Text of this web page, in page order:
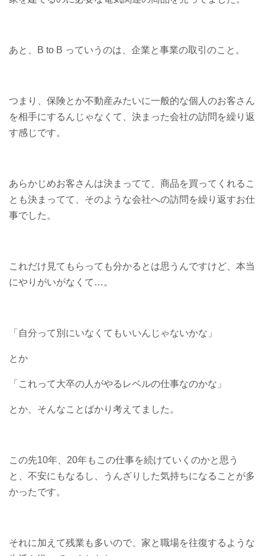
あと、B to B っていうのは、企業と事業の取引のこと。
つまり、保険とか不動産みたいに一般的な個人のお客さん
を相手にするんじゃなくて、決まった会社の訪問を繰り返
す感じです。
あらかじめお客さんは決まってて、商品を買ってくれるこ
とも決まってて、そのような会社への訪問を繰り返すお仕
事でした。
これだけ見てもらっても分かるとは思うんですけど、本当
にやりがいがなくて…。
「自分って別にいなくてもいいんじゃないかな」
とか
「これって大卒の人がやるレベルの仕事なのかな」
とか、そんなことばかり考えてました。
この先10年、20年もこの仕事を続けていくのかと思う
と、不安にもなるし、うんざりした気持ちになることが多
かったです。
それに加えて残業も多いので、家と職場を往復するような